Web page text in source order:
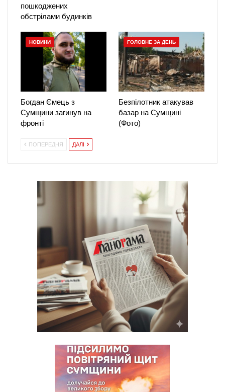
пошкоджених
обстрілами будинків
НОВИНИ
Богдан Ємець з
Сумщини загинув на
фронті
ГОЛОВНЕ ЗА ДЕНЬ
Безпілотник атакував
базар на Сумщині
(Фото)
ПОПЕРЕДНЯ ДАЛІ